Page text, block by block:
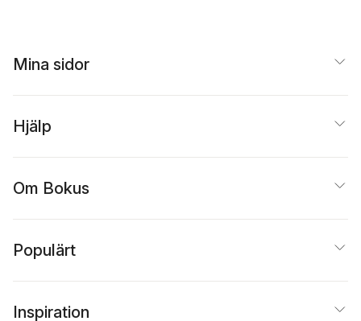
Mina sidor
Hjälp
Om Bokus
Populärt
Inspiration